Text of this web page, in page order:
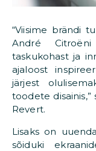
“Viisime brändi
André
taskukohast ja
ajaloost
järjest
toodete
Revert.
Lisaks on
sõiduki